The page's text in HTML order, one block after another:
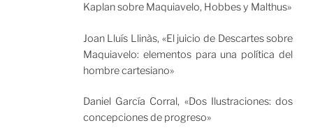
Kaplan sobre Maquiavelo, Hobbes y Malthus»
Joan Lluís Llinàs, «El juicio de Descartes sobre
Maquiavelo: elementos para una política del
hombre cartesiano»
Daniel García Corral, «Dos Ilustraciones: dos
concepciones de progreso»